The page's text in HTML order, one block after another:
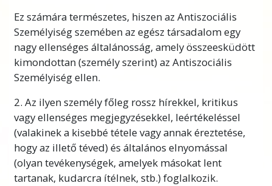
Ez számára természetes, hiszen az Antiszociális
Személyiség szemében az egész társadalom egy
nagy ellenséges általánosság, amely összeesküdött
kimondottan (személy szerint) az Antiszociális
Személyiség ellen.
2. Az ilyen személy főleg rossz hírekkel, kritikus
vagy ellenséges megjegyzésekkel, leértékeléssel
(valakinek a kisebbé tétele vagy annak éreztetése,
hogy az illető téved) és általános elnyomással
(olyan tevékenységek, amelyek másokat lent
tartanak, kudarcra ítélnek, stb.) foglalkozik.